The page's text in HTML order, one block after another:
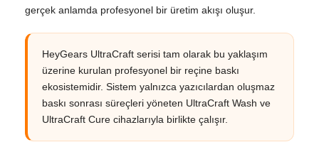
gerçek anlamda profesyonel bir üretim akışı oluşur.
HeyGears UltraCraft serisi tam olarak bu yaklaşım
üzerine kurulan profesyonel bir reçine baskı
ekosistemidir. Sistem yalnızca yazıcılardan oluşmaz
baskı sonrası süreçleri yöneten UltraCraft Wash ve
UltraCraft Cure cihazlarıyla birlikte çalışır.